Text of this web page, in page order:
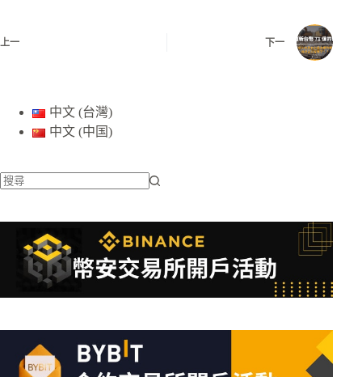
上一 下一
中文 (台灣)
中文 (中国)
不
條